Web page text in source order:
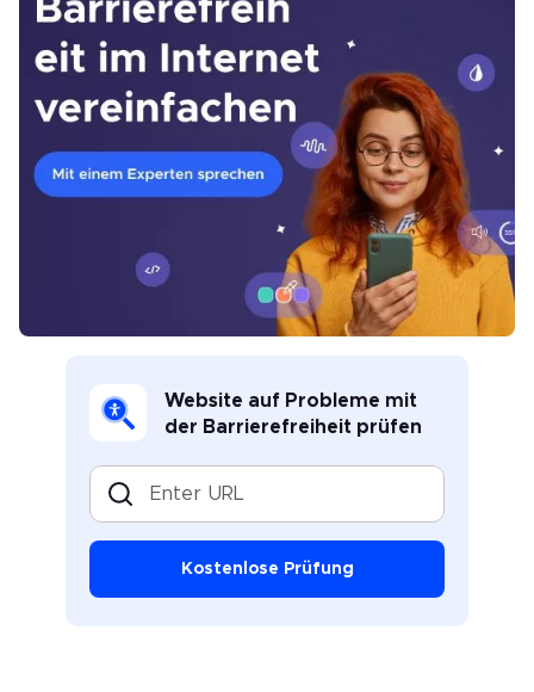
Website auf Probleme mit
der Barrierefreiheit prüfen
Enter URL
Kostenlose Prüfung